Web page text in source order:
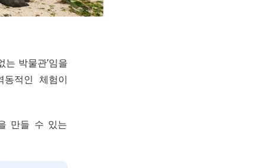
박물관’임을
적인 체험이
만들 수 있는